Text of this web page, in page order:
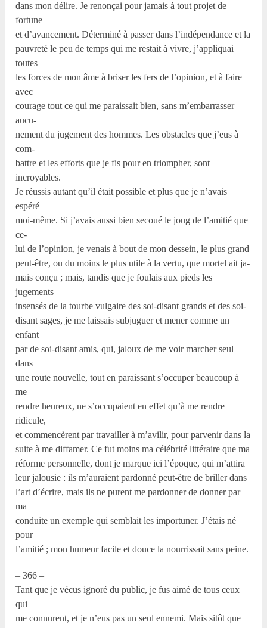
dans mon délire. Je renonçai pour jamais à tout projet de
fortune
et d’avancement. Déterminé à passer dans l’indépendance et la
pauvreté le peu de temps qui me restait à vivre, j’appliquai
toutes
les forces de mon âme à briser les fers de l’opinion, et à faire
avec
courage tout ce qui me paraissait bien, sans m’embarrasser
aucu-
nement du jugement des hommes. Les obstacles que j’eus à
com-
battre et les efforts que je fis pour en triompher, sont
incroyables.
Je réussis autant qu’il était possible et plus que je n’avais
espéré
moi-même. Si j’avais aussi bien secoué le joug de l’amitié que
ce-
lui de l’opinion, je venais à bout de mon dessein, le plus grand
peut-être, ou du moins le plus utile à la vertu, que mortel ait ja-
mais conçu ; mais, tandis que je foulais aux pieds les
jugements
insensés de la tourbe vulgaire des soi-disant grands et des soi-
disant sages, je me laissais subjuguer et mener comme un
enfant
par de soi-disant amis, qui, jaloux de me voir marcher seul
dans
une route nouvelle, tout en paraissant s’occuper beaucoup à
me
rendre heureux, ne s’occupaient en effet qu’à me rendre
ridicule,
et commencèrent par travailler à m’avilir, pour parvenir dans la
suite à me diffamer. Ce fut moins ma célébrité littéraire que ma
réforme personnelle, dont je marque ici l’époque, qui m’attira
leur jalousie : ils m’auraient pardonné peut-être de briller dans
l’art d’écrire, mais ils ne purent me pardonner de donner par
ma
conduite un exemple qui semblait les importuner. J’étais né
pour
l’amitié ; mon humeur facile et douce la nourrissait sans peine.
– 366 –
Tant que je vécus ignoré du public, je fus aimé de tous ceux
qui
me connurent, et je n’eus pas un seul ennemi. Mais sitôt que